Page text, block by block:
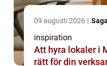
09 augusti 2026
inspiration
Att hyra lokaler i
rätt för din